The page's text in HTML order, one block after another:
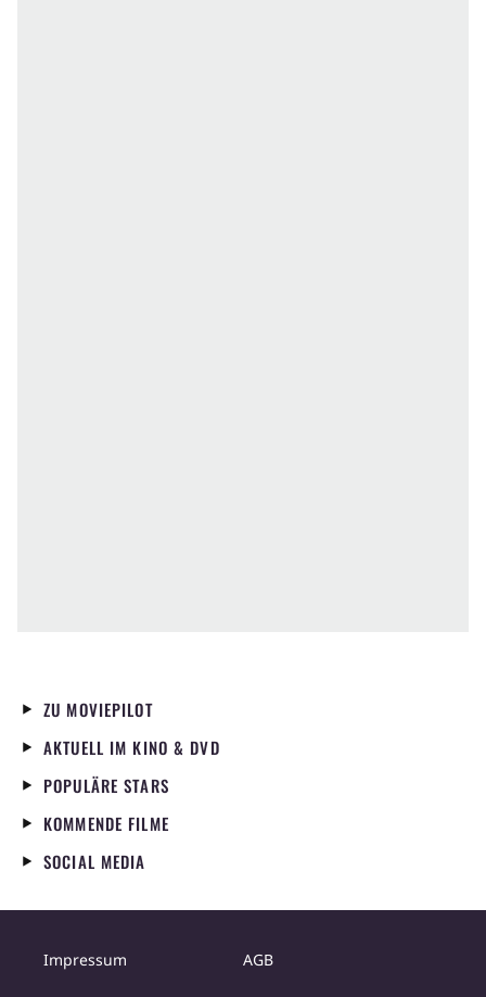
ZU MOVIEPILOT
AKTUELL IM KINO & DVD
POPULÄRE STARS
KOMMENDE FILME
SOCIAL MEDIA
Impressum AGB